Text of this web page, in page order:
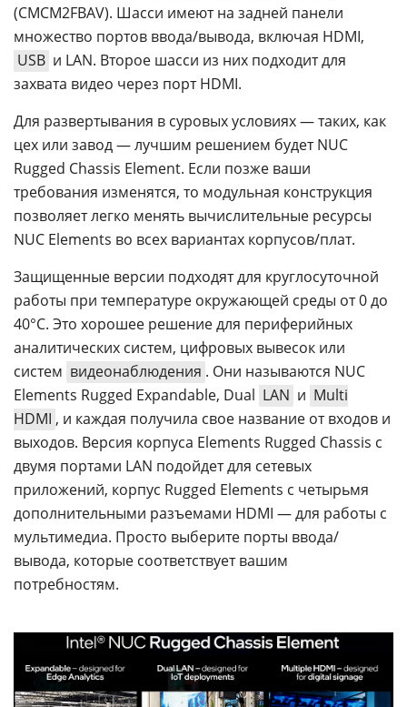
(CMCM2FBAV). Шасси имеют на задней панели
множество портов ввода/вывода, включая HDMI,
USB и LAN. Второе шасси из них подходит для
захвата видео через порт HDMI.
Для развертывания в суровых условиях — таких, как
цех или завод — лучшим решением будет NUC
Rugged Chassis Element. Если позже ваши
требования изменятся, то модульная конструкция
позволяет легко менять вычислительные ресурсы
NUC Elements во всех вариантах корпусов/плат.
Защищенные версии подходят для круглосуточной
работы при температуре окружающей среды от 0 до
40°C. Это хорошее решение для периферийных
аналитических систем, цифровых вывесок или
систем видеонаблюдения . Они называются NUC
Elements Rugged Expandable, Dual LAN и Multi
HDMI , и каждая получила свое название от входов и
выходов. Версия корпуса Elements Rugged Chassis с
двумя портами LAN подойдет для сетевых
приложений, корпус Rugged Elements с четырьмя
дополнительными разъемами HDMI — для работы с
мультимедиа. Просто выберите порты ввода/
вывода, которые соответствует вашим
потребностям.